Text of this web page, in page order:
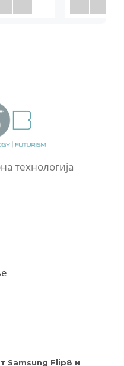
технологија
Samsung Flip8 и